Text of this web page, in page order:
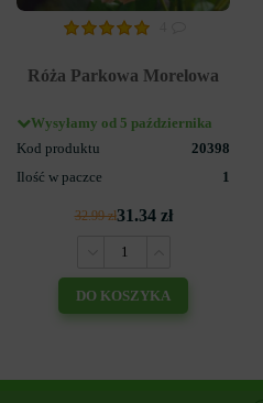
Róża Parkowa Morelowa
Wysyłamy od 5 października
Kod produktu
20398
Ilość w paczce
1
32.99 zł31.34 zł
DO KOSZYKA